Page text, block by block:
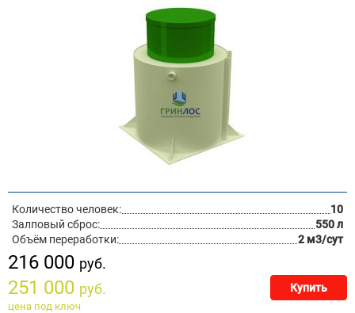
Количество человек:
10
Залповый сброс:
550 л
Объём переработки:
2 м3/сут
216 000 руб.
251 000 руб. Купить
цена под ключ